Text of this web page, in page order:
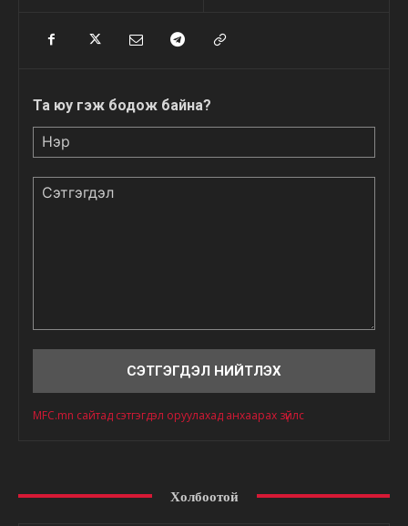
Та юу гэж бодож байна?
MFC.mn сайтад сэтгэгдэл оруулахад анхаарах зүйлс
Холбоотой